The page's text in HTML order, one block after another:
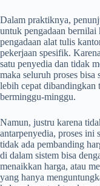
Dalam praktiknya,
untuk pengadaan bernilai
pengadaan alat tulis
pekerjaan spesifik.
satu penyedia dan tidak
maka seluruh proses bisa
lebih cepat dibandingkan
berminggu-minggu.
Namun, justru karena
antarpenyedia, proses ini
tidak ada pembanding
di dalam sistem bisa
menaikkan harga, atau
yang hanya